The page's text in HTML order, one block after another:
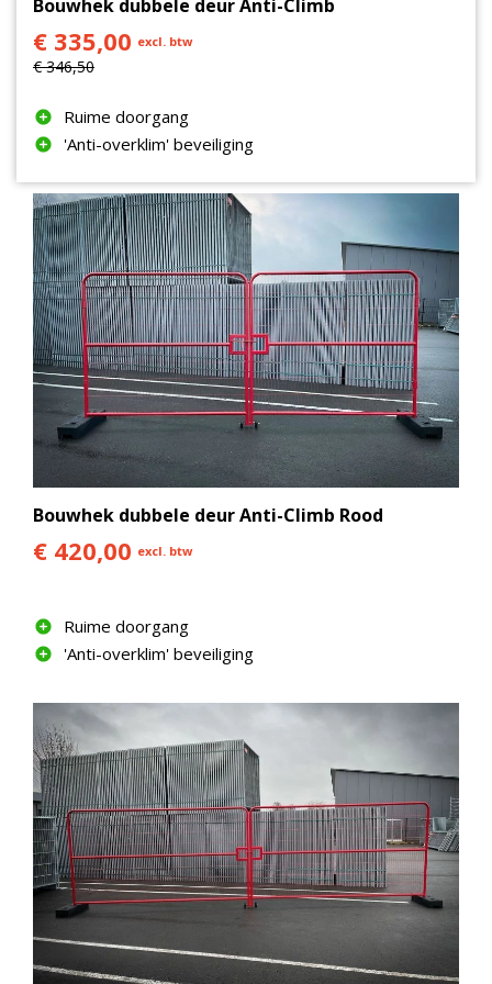
Bouwhek dubbele deur Anti-Climb
€ 335,00 excl. btw
€ 346,50
Ruime doorgang
'Anti-overklim' beveiliging
Bouwhek dubbele deur Anti-Climb Rood
€ 420,00 excl. btw
Ruime doorgang
'Anti-overklim' beveiliging